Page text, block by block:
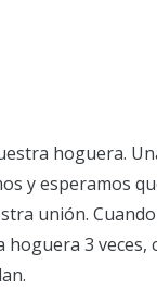
hoguera.
y esperamos
unión.
3